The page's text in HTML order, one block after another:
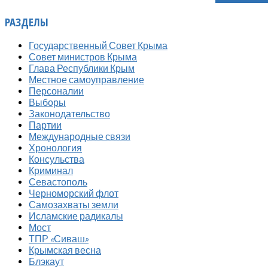
РАЗДЕЛЫ
Государственный Совет Крыма
Совет министров Крыма
Глава Республики Крым
Местное самоуправление
Персоналии
Выборы
Законодательство
Партии
Международные связи
Хронология
Консульства
Криминал
Севастополь
Черноморский флот
Самозахваты земли
Исламские радикалы
Мост
ТПР «Сиваш»
Крымская весна
Блэкаут